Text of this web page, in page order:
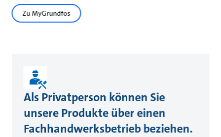
Zu MyGrundfos
Als Privatperson können Sie
unsere Produkte über einen
Fachhandwerksbetrieb beziehen.